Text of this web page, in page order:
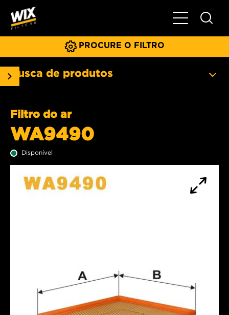
Menu
PROCURE O FILTRO
Busca de produtos
Filtro do ar
WA9490
Disponível